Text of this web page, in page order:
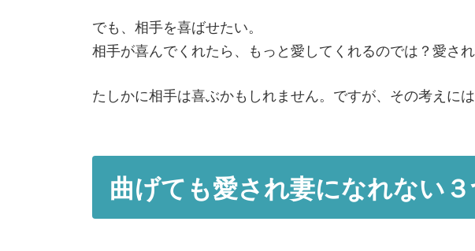
でも、相手を喜ばせたい。
相手が喜んでくれたら、もっと愛してくれるのでは？愛さ
たしかに相手は喜ぶかもしれません。ですが、その考えに
曲げても愛され妻になれない